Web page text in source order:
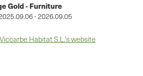
Gold - Furniture
- 2026.09.05
Viccarbe Habitat S.L.'s website